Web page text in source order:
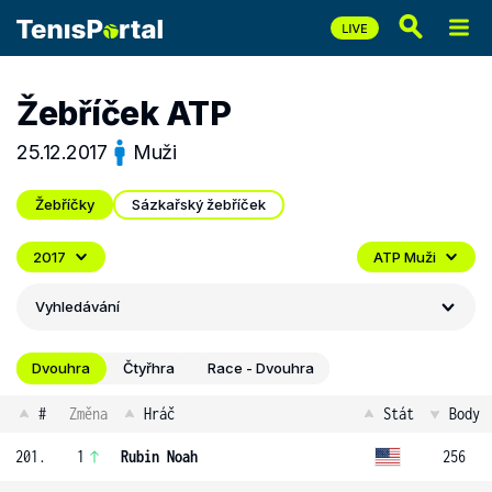
Žebříček ATP
25.12.2017 Muži
Žebříčky Sázkařský žebříček
2017 ATP Muži
Vyhledávání
Dvouhra Čtyřhra Race - Dvouhra
# Změna Hráč Stát Body
201. 1 Rubin Noah 256